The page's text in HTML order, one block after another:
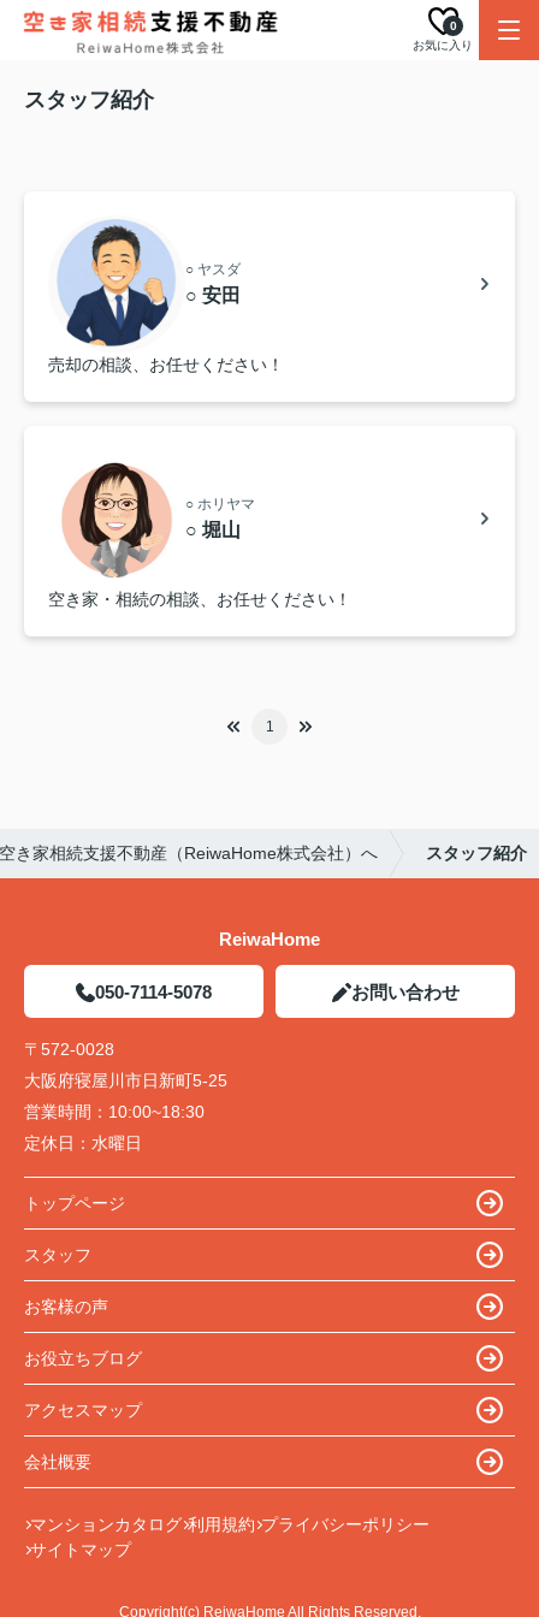
お気に入り
0
スタッフ紹介
○ ヤスダ
○ 安田
売却の相談、お任せください！
○ ホリヤマ
○ 堀山
空き家・相続の相談、お任せください！
1
き家相続支援不動産（ReiwaHome株式会社）へ スタッフ紹介
ReiwaHome
050-7114-5078 お問い合わせ
〒572-0028
大阪府寝屋川市日新町5-25
営業時間： 10:00~18:30
定休日： 水曜日
トップページ
スタッフ
お客様の声
お役立ちブログ
アクセスマップ
会社概要
マンションカタログ 利用規約 プライバシーポリシー
サイトマップ
Copyright(c) ReiwaHome All Rights Reserved.